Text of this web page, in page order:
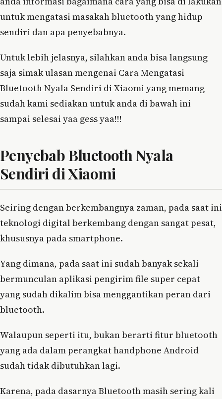
untuk mengatasi masakah bluetooth yang hidup
sendiri dan apa penyebabnya.
Untuk lebih jelasnya, silahkan anda bisa langsung
saja simak ulasan mengenai Cara Mengatasi
Bluetooth Nyala Sendiri di Xiaomi yang memang
sudah kami sediakan untuk anda di bawah ini
sampai selesai yaa gess yaa!!!
Penyebab Bluetooth Nyala
Sendiri di Xiaomi
Seiring dengan berkembangnya zaman, pada saat ini
teknologi digital berkembang dengan sangat pesat,
khususnya pada smartphone.
Yang dimana, pada saat ini sudah banyak sekali
bermunculan aplikasi pengirim file super cepat
yang sudah dikalim bisa menggantikan peran dari
bluetooth.
Walaupun seperti itu, bukan berarti fitur bluetooth
yang ada dalam perangkat handphone Android
sudah tidak dibutuhkan lagi.
Karena, pada dasarnya Bluetooth masih sering kali